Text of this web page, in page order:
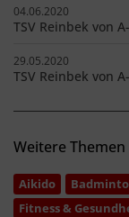
04.06.2020
TSV Reinbek von
29.05.2020
TSV Reinbek von
Weitere Themen
Aikido
Fitness &